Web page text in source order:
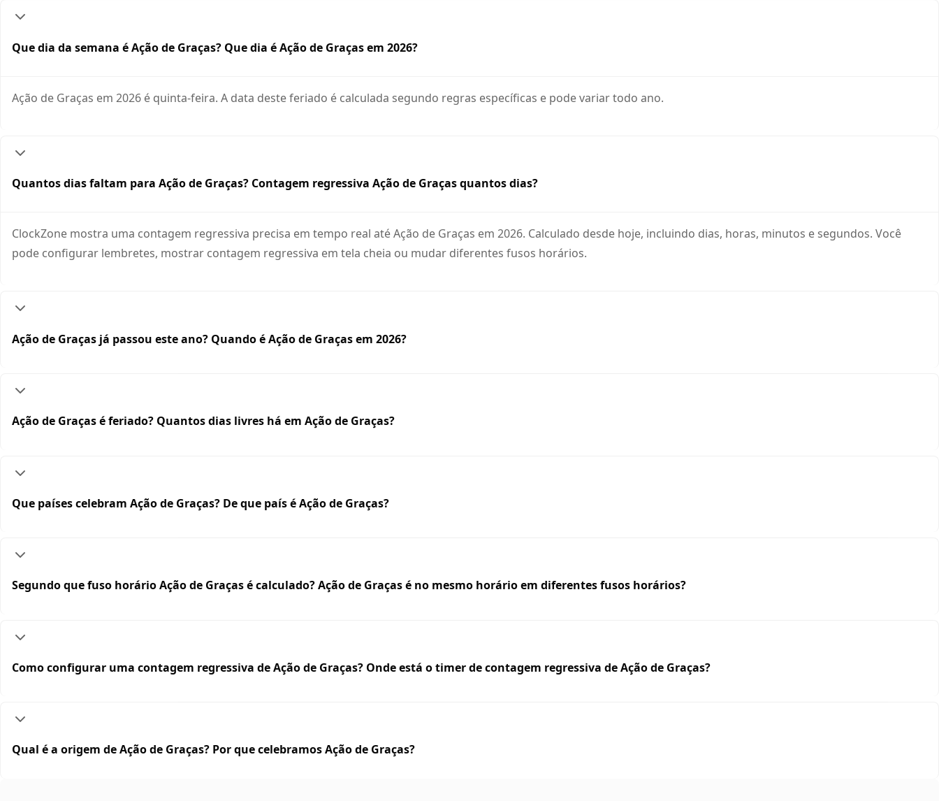
Que dia da semana é Ação de Graças? Que dia é Ação de Graças em 2026?
Ação de Graças em 2026 é quinta-feira. A data deste feriado é calculada segundo regras específicas e pode variar todo ano.
Quantos dias faltam para Ação de Graças? Contagem regressiva Ação de Graças quantos dias?
ClockZone mostra uma contagem regressiva precisa em tempo real até Ação de Graças em 2026. Calculado desde hoje, incluindo dias, horas, minutos e segundos. Você
pode configurar lembretes, mostrar contagem regressiva em tela cheia ou mudar diferentes fusos horários.
Ação de Graças já passou este ano? Quando é Ação de Graças em 2026?
Ação de Graças é feriado? Quantos dias livres há em Ação de Graças?
Que países celebram Ação de Graças? De que país é Ação de Graças?
Segundo que fuso horário Ação de Graças é calculado? Ação de Graças é no mesmo horário em diferentes fusos horários?
Como configurar uma contagem regressiva de Ação de Graças? Onde está o timer de contagem regressiva de Ação de Graças?
Qual é a origem de Ação de Graças? Por que celebramos Ação de Graças?